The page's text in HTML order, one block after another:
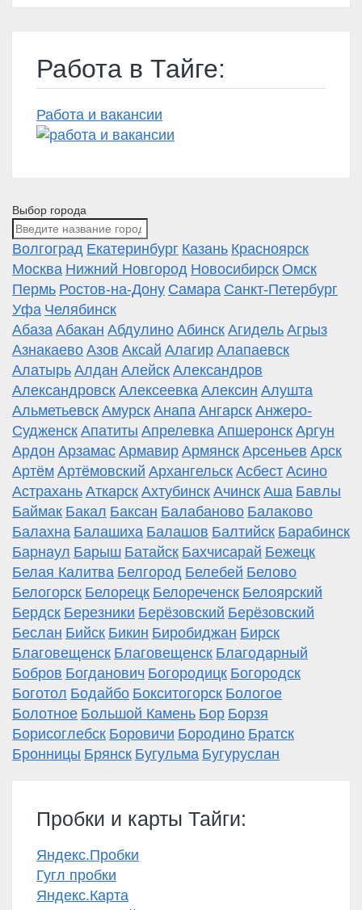
Работа в Тайге:
Работа и вакансии
Выбор города
Волгоград Екатеринбург Казань Красноярск
Москва Нижний Новгород Новосибирск Омск
Пермь Ростов-на-Дону Самара Санкт-Петербург
Уфа Челябинск
Абаза Абакан Абдулино Абинск Агидель Агрыз
Азнакаево Азов Аксай Алагир Алапаевск
Алатырь Алдан Алейск Александров
Александровск Алексеевка Алексин Алушта
Альметьевск Амурск Анапа Ангарск Анжеро-
Судженск Апатиты Апрелевка Апшеронск Аргун
Ардон Арзамас Армавир Армянск Арсеньев Арск
Артём Артёмовский Архангельск Асбест Асино
Астрахань Аткарск Ахтубинск Ачинск Аша Бавлы
Баймак Бакал Баксан Балабаново Балаково
Балахна Балашиха Балашов Балтийск Барабинск
Барнаул Барыш Батайск Бахчисарай Бежецк
Белая Калитва Белгород Белебей Белово
Белогорск Белорецк Белореченск Белоярский
Бердск Березники Берёзовский Берёзовский
Беслан Бийск Бикин Биробиджан Бирск
Благовещенск Благовещенск Благодарный
Бобров Богданович Богородицк Богородск
Боготол Бодайбо Бокситогорск Бологое
Болотное Большой Камень Бор Борзя
Борисоглебск Боровичи Бородино Братск
Бронницы Брянск Бугульма Бугуруслан
Пробки и карты Тайги:
Яндекс.Пробки
Гугл пробки
Яндекс.Карта